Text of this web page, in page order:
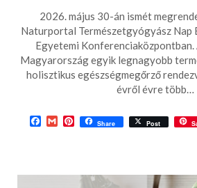
2026-
04-
15
2026. május 30-án ismét
Naturportal Természetgyógyász Nap
Egyetemi Konferenciaközpontban.
Magyarország egyik legnagyobb
holisztikus egészségmegőrző
évről évre több…
Facebook
GmailPinterest
Share Post